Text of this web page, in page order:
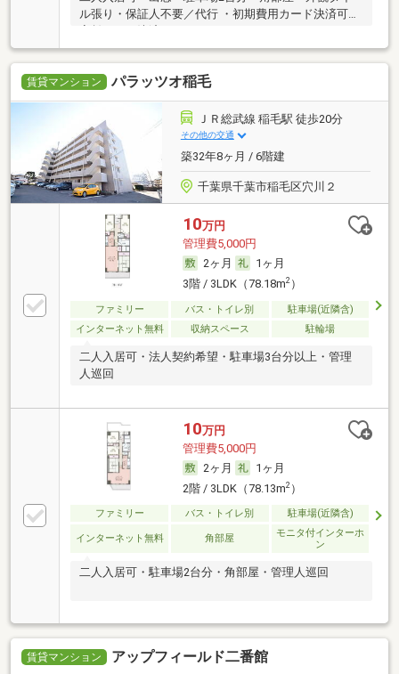
ル張り・保証人不要／代行 ・初期費用カード決済可・
賃貸マンション パラッツオ稲毛
ＪＲ総武線 稲毛駅 徒歩20分
その他の交通
築32年8ヶ月 / 6階建
千葉県千葉市稲毛区穴川２
10万円
管理費5,000円
2ヶ月
1ヶ月
3階 / 3LDK（78.18m2）
ファミリー バス・トイレ別
駐車場(近隣含)
インターネット無料
収納スペース 駐輪場
二人入居可・法人契約希望・駐車場3台分以上・管理
人巡回
10万円
管理費5,000円
2ヶ月
1ヶ月
2階 / 3LDK（78.13m2）
ファミリー バス・トイレ別 駐車場(近隣含)
インターネット無料 角部屋
モニタ付インターホ
ン
二人入居可・駐車場2台分・角部屋・管理人巡回
賃貸マンション アップフィールド二番館